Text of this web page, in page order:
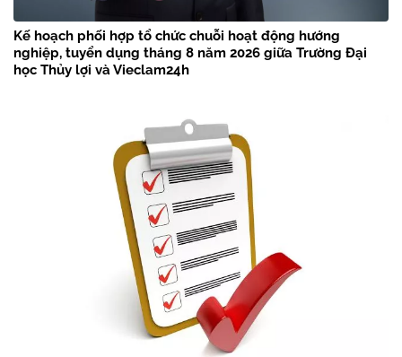
Kế hoạch phối hợp tổ chức chuỗi hoạt động hướng
nghiệp, tuyển dụng tháng 8 năm 2026 giữa Trường Đại
học Thủy lợi và Vieclam24h